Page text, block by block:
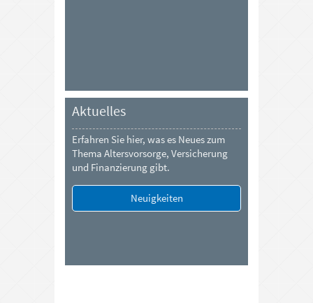
Aktuelles
Erfahren Sie hier, was es Neues zum
Thema Altersvorsorge, Versicherung
und Finanzierung gibt.
Neuigkeiten